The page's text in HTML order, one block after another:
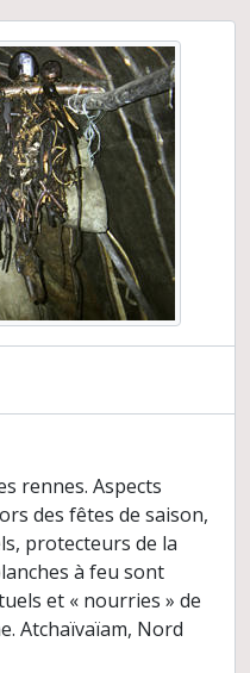
dans les Guyanes
VIIe colloque international de la Maison René-Ginouvès
de Kovacevo en Bulgarie
de sculpture d'Elche (Alicante)
recherche pour l'archéologie et l'ethnologie française
d'Afrique australe
ethnoarchéologiques
écrits par les ethnologues et reconstruits par les archéologues
rennes. Aspects
des fêtes de saison,
protecteurs de la
à feu sont
et « nourries » de
Atchaïvaïam, Nord